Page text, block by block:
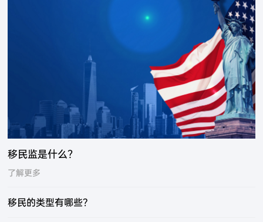
移民监是什么？
了解更多
移民的类型有哪些？